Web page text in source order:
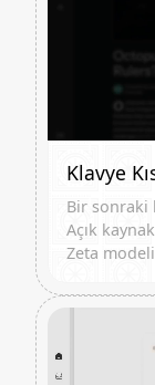
Klavye
Bir sonraki
Açık
Zeta